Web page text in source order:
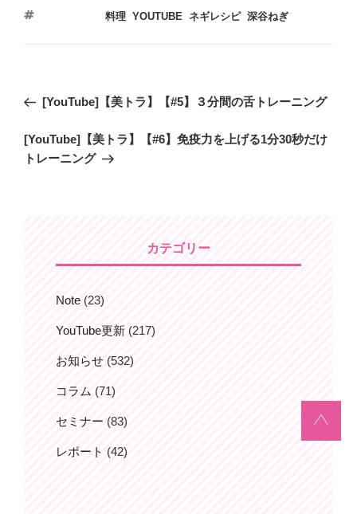
ゴ
料理, YOUTUBE, ネギレシピ, 深谷ねぎ
ナ
ビ
過
の
投
[YouTube]【美トラ】【#5】３分間の舌トレーニング
次
の
[YouTube]【美トラ】【#6】免疫力を上げる1分30秒だけ
トレーニング
カテゴリー
Note (23)
YouTube更新 (217)
お知らせ (532)
コラム (71)
セミナー (83)
レポート (42)